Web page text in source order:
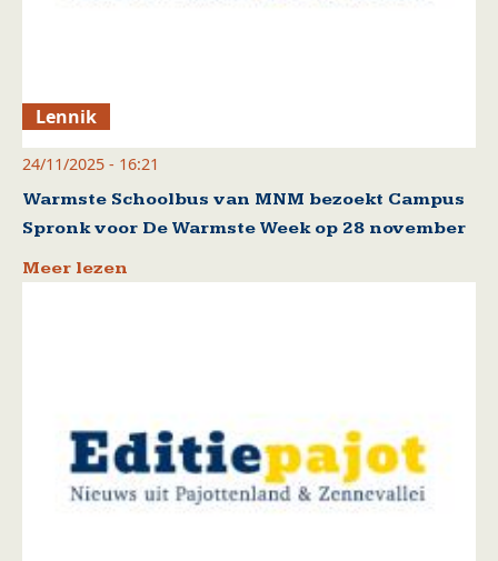
Lennik
24/11/2025 - 16:21
Warmste Schoolbus van MNM bezoekt Campus
Spronk voor De Warmste Week op 28 november
Meer lezen